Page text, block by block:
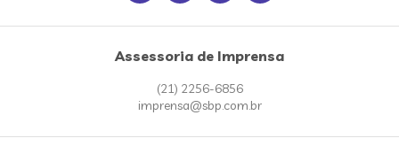
Assessoria de Imprensa
(21) 2256-6856
imprensa@sbp.com.br